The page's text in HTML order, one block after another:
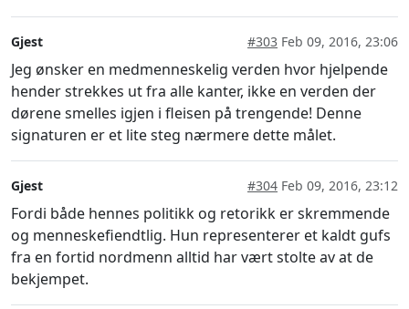
Gjest #303 Feb 09, 2016, 23:06
Jeg ønsker en medmenneskelig verden hvor hjelpende
hender strekkes ut fra alle kanter, ikke en verden der
dørene smelles igjen i fleisen på trengende! Denne
signaturen er et lite steg nærmere dette målet.
Gjest #304 Feb 09, 2016, 23:12
Fordi både hennes politikk og retorikk er skremmende
og menneskefiendtlig. Hun representerer et kaldt gufs
fra en fortid nordmenn alltid har vært stolte av at de
bekjempet.